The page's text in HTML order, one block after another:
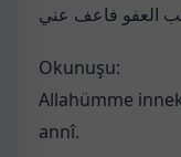
العفو فاعف عني
Okunuşu:
Allahümme
annî.